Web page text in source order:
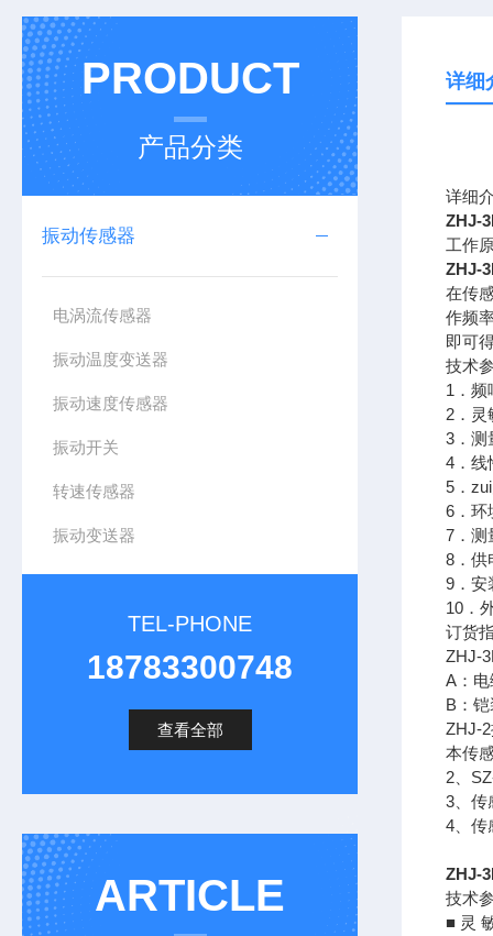
PRODUCT
产品分类
振动传感器
电涡流传感器
振动温度变送器
振动速度传感器
振动开关
转速传感器
振动变送器
TEL-PHONE
18783300748
查看全部
ARTICLE
详细
详细
ZHJ-
工作
ZHJ-
在传
作频
即可
技术
1．频
2．灵
3．测
4．线
5．
6．环
7．测
8．供
9．安
10．
订货
ZHJ-
A：
B：
ZHJ-
本传
2、
3、传
4、传
ZHJ-
技术
■ 灵